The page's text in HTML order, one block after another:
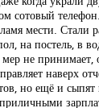
сотовый телефон.
мести. Стали
на постель, в
не
наверх
но ещё и